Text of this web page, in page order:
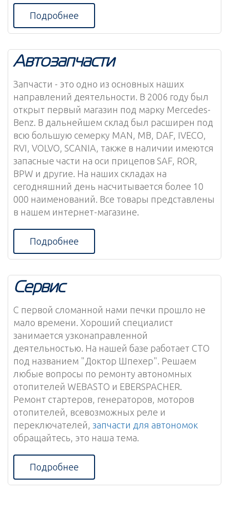
Подробнее
Автозапчасти
Запчасти - это одно из основных наших
направлений деятельности. В 2006 году был
открыт первый магазин под марку Mercedes-
Benz. В дальнейшем склад был расширен под
всю большую семерку MAN, MB, DAF, IVECO,
RVI, VOLVO, SCANIA, также в наличии имеются
запасные части на оси прицепов SAF, ROR,
BPW и другие. На наших складах на
сегодняшний день насчитывается более 10
000 наименований. Все товары представлены
в нашем интернет-магазине.
Подробнее
Сервис
С первой сломанной нами печки прошло не
мало времени. Хороший специалист
занимается узконаправленной
деятельностью. На нашей базе работает СТО
под названием "Доктор Шпехер". Решаем
любые вопросы по ремонту автономных
отопителей WEBASTO и EBERSPACHER.
Ремонт стартеров, генераторов, моторов
отопителей, всевозможных реле и
переключателей, запчасти для автономок
обращайтесь, это наша тема.
Подробнее